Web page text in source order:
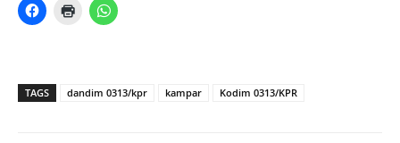
TAGS dandim 0313/kpr kampar Kodim 0313/KPR